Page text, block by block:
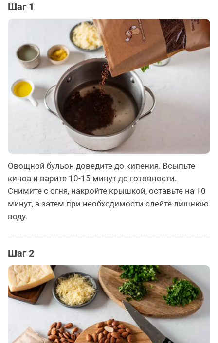
Шаг 1
Овощной бульон доведите до кипения. Всыпьте
киноа и варите 10-15 минут до готовности.
Снимите с огня, накройте крышкой, оставьте на 10
минут, а затем при необходимости слейте лишнюю
воду.
Шаг 2